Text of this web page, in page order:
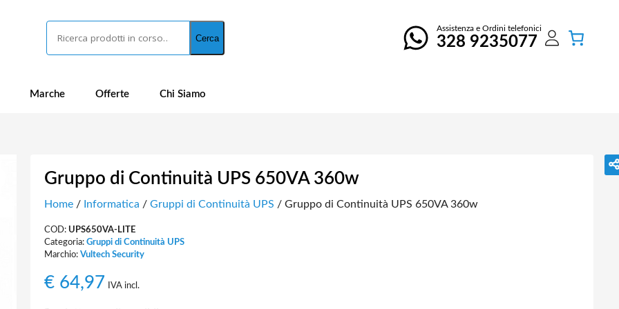
Cerca
Assistenza e Ordini telefonici
328 9235077
Marche Offerte Chi Siamo
Gruppo di Continuità UPS 650VA 360w
Home/ Informatica / Gruppi di Continuità UPS / Gruppo di Continuità UPS 650VA 360w
COD: UPS650VA-LITE
Categoria: Gruppi di Continuità UPS
Marchio: Vultech Security
€64,97 IVA incl.